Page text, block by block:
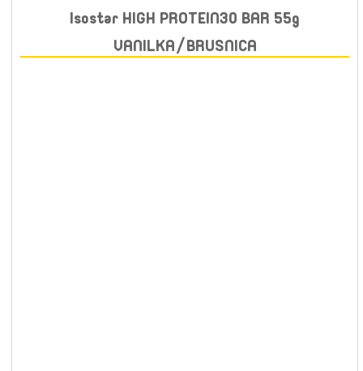
Isostar HIGH PROTEIN30 BAR 55g
VANILKA/BRUSNICA